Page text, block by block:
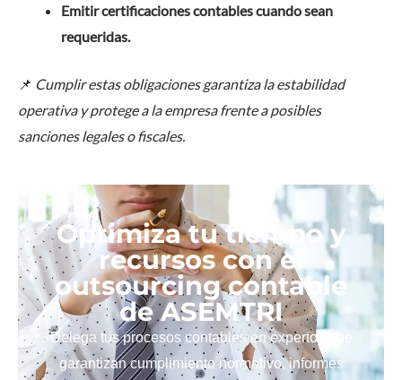
Emitir certificaciones contables cuando sean
requeridas.
📌 Cumplir estas obligaciones garantiza la estabilidad
operativa y protege a la empresa frente a posibles
sanciones legales o fiscales.
Optimiza tu tiempo y
recursos con el
outsourcing contable
de ASEMTRI
Delega tus procesos contables en expertos que
garantizan cumplimiento normativo, informes